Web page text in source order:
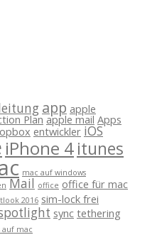
app apple
Plan apple mail Apps
entwickler iOS
iPhone 4itunes
mac auf windows
Mail office office für mac
2016 sim-lock frei
sync tethering
auf mac